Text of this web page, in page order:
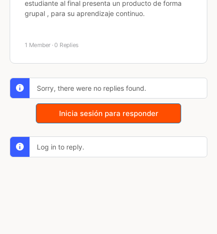
estudiante al final presenta un producto de forma
grupal , para su aprendizaje continuo.
1 Member ·0 Replies
Sorry, there were no replies found.
Inicia sesión para responder
Log in to reply.